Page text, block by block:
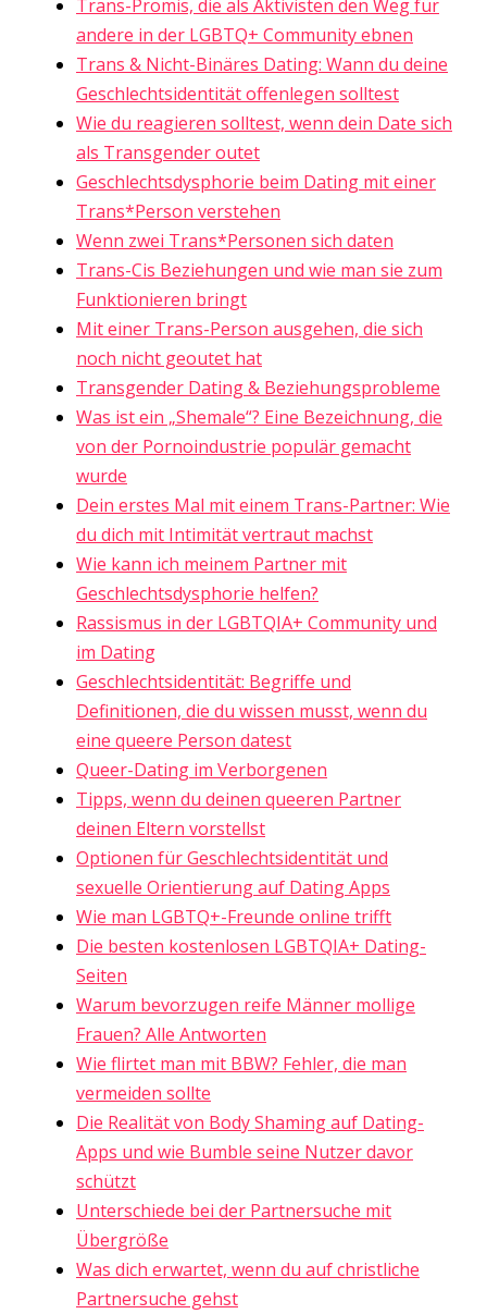
Trans-Promis, die als Aktivisten den Weg für
andere in der LGBTQ+ Community ebnen
Trans & Nicht-Binäres Dating: Wann du deine
Geschlechtsidentität offenlegen solltest
Wie du reagieren solltest, wenn dein Date sich
als Transgender outet
Geschlechtsdysphorie beim Dating mit einer
Trans*Person verstehen
Wenn zwei Trans*Personen sich daten
Trans-Cis Beziehungen und wie man sie zum
Funktionieren bringt
Mit einer Trans-Person ausgehen, die sich
noch nicht geoutet hat
Transgender Dating & Beziehungsprobleme
Was ist ein „Shemale“? Eine Bezeichnung, die
von der Pornoindustrie populär gemacht
wurde
Dein erstes Mal mit einem Trans-Partner: Wie
du dich mit Intimität vertraut machst
Wie kann ich meinem Partner mit
Geschlechtsdysphorie helfen?
Rassismus in der LGBTQIA+ Community und
im Dating
Geschlechtsidentität: Begriffe und
Definitionen, die du wissen musst, wenn du
eine queere Person datest
Queer-Dating im Verborgenen
Tipps, wenn du deinen queeren Partner
deinen Eltern vorstellst
Optionen für Geschlechtsidentität und
sexuelle Orientierung auf Dating Apps
Wie man LGBTQ+-Freunde online trifft
Die besten kostenlosen LGBTQIA+ Dating-
Seiten
Warum bevorzugen reife Männer mollige
Frauen? Alle Antworten
Wie flirtet man mit BBW? Fehler, die man
vermeiden sollte
Die Realität von Body Shaming auf Dating-
Apps und wie Bumble seine Nutzer davor
schützt
Unterschiede bei der Partnersuche mit
Übergröße
Was dich erwartet, wenn du auf christliche
Partnersuche gehst